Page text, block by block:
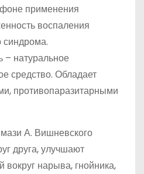
применения
воспаления
синдрома.
– натуральное
средство. Обладает
противопаразитарными
А. Вишневского
друга, улучшают
вокруг нарыва, гнойника,